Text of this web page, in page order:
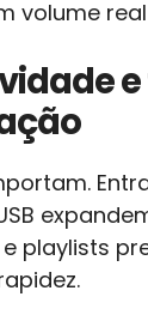
volume
e playlists